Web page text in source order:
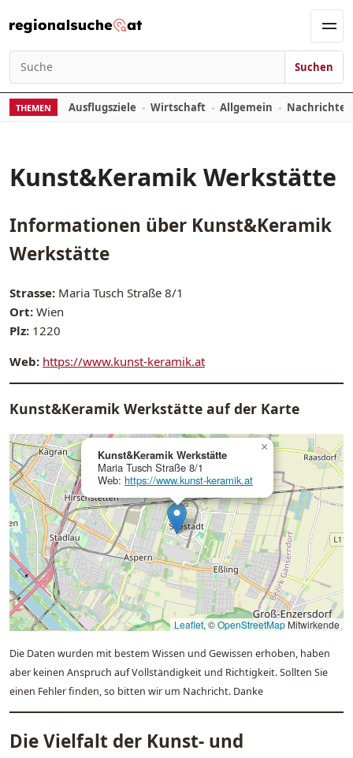
Suchen nach:
Suchen
THEMEN Ausflugsziele Wirtschaft Allgemein
Kunst&Keramik Werkstätte
Informationen über Kunst&Keramik
Werkstätte
Strasse: Maria Tusch Straße 8/1
Ort: Wien
Plz: 1220
Web: https://www.kunst-keramik.at
Kunst&Keramik Werkstätte auf der Karte
Kunst&Keramik Werkstätte
Maria Tusch Straße 8/1
Web: https://www.kunst-keramik.at
×
Leaflet, ©OpenStreetMap Mitwirkende
Die Daten wurden mit bestem Wissen und Gewissen erhoben, haben
aber keinen Anspruch auf Vollständigkeit und Richtigkeit. Sollten Sie
einen Fehler finden, so bitten wir um Nachricht. Danke
Die Vielfalt der Kunst- und